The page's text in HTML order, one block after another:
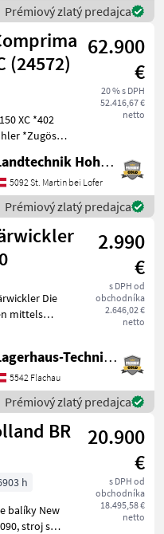
Prémiový zlatý predajca
(24572)
62.900
€
20 % s DPH
52.416,67 €
netto
*402
*Zugöse
mit 17 Messer
*E-Achse
Brems
Landtechnik Hohenwarter GmbH
5092 St. Martin bei Lofer
Prémiový zlatý predajca
2.990
€
s DPH od
obchodníka
2.646,02 €
netto
Die
mittels
gewickelt. *
elektro
Lagerhaus-Technik Flachau
5542 Flachau
Prémiový zlatý predajca
BR
20.900
€
s DPH od
obchodníka
18.495,58 €
netto
h
balíky New
s